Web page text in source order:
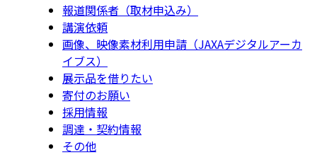
報道関係者（取材申込み）
講演依頼
画像、映像素材利用申請（JAXAデジタルアーカ
イブス）
展示品を借りたい
寄付のお願い
採用情報
調達・契約情報
その他